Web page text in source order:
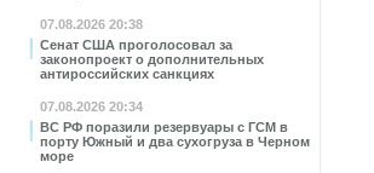
07.08.2026 20:38
Сенат США проголосовал за
законопроект о дополнительных
антироссийских санкциях
07.08.2026 20:34
ВС РФ поразили резервуары с ГСМ в
порту Южный и два сухогруза в Черном
море